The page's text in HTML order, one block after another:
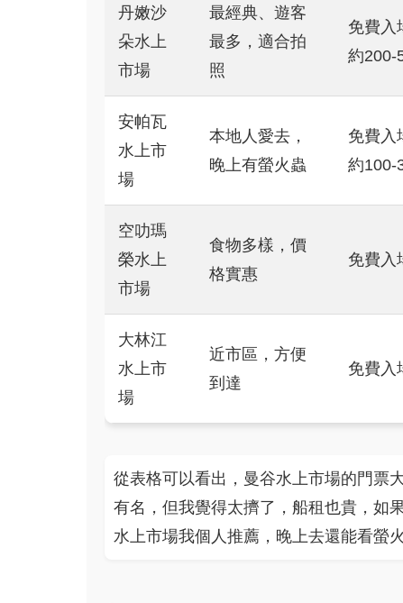
丹嫩沙
朵水上
市場
最經典、遊客
最多，適合拍
照
免費入
約200-
安帕瓦
水上市
場
本地人愛去，
晚上有螢火蟲
免費入
約100-
空叻瑪
榮水上
市場
食物多樣，價
格實惠
免費入
大林江
水上市
場
近市區，方便
到達
免費入
從表格可以看出，曼谷水上市場的門票
有名，但我覺得太擠了，船租也貴，如
水上市場我個人推薦，晚上去還能看螢